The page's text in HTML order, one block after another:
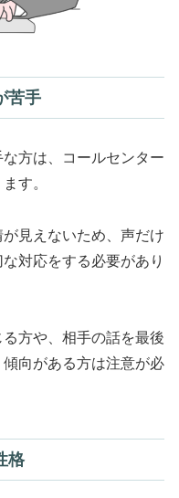
苦手
方は、コールセンター
す。
見えないため、声だけ
対応をする必要があり
方や、相手の話を最後
向がある方は注意が必
格